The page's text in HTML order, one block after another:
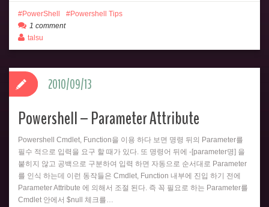
PowerShell
Powershell Tips
1 comment
talsu
Powershell – Parameter Attribute
Powershell Cmdlet, Function을 이용 하다 보면 명령 뒤의 Parameter를
필수 적으로 입력을 요구 할 때가 있다. 또 명령어 뒤에 -[parameter명] 을
붙히지 않고 공백으로 구분하여 입력 하면 자동으로 순서대로 Parameter
를 인식 하는데 이런 동작들은 Cmdlet, Function 내부에 진입 하기 전에
Parameter Attribute 에 의해서 조절 된다. 즉 꼭 필요로 하는 Parameter를
Cmdlet 안에서 $null 체크를…
2010/09/13